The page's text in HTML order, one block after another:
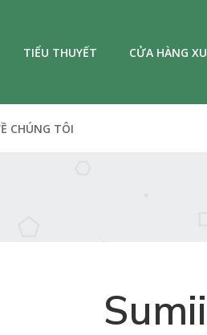
TIỂU THUYẾT CỬA HÀNG XU
CHÚNG TÔI
Sumii